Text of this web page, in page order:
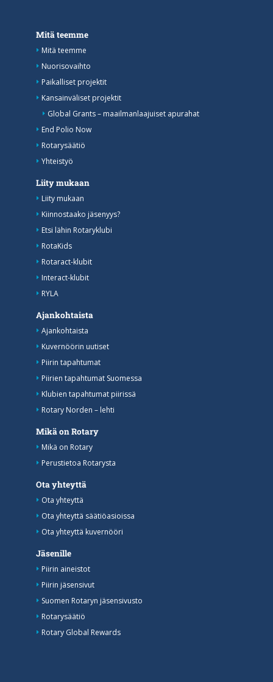
Mitä teemme
Mitä teemme
Nuorisovaihto
Paikalliset projektit
Kansainväliset projektit
Global Grants – maailmanlaajuiset apurahat
End Polio Now
Rotarysäätiö
Yhteistyö
Liity mukaan
Liity mukaan
Kiinnostaako jäsenyys?
Etsi lähin Rotaryklubi
RotaKids
Rotaract-klubit
Interact-klubit
RYLA
Ajankohtaista
Ajankohtaista
Kuvernöörin uutiset
Piirin tapahtumat
Piirien tapahtumat Suomessa
Klubien tapahtumat piirissä
Rotary Norden – lehti
Mikä on Rotary
Mikä on Rotary
Perustietoa Rotarysta
Ota yhteyttä
Ota yhteyttä
Ota yhteyttä säätiöasioissa
Ota yhteyttä kuvernööri
Jäsenille
Piirin aineistot
Piirin jäsensivut
Suomen Rotaryn jäsensivusto
Rotarysäätiö
Rotary Global Rewards